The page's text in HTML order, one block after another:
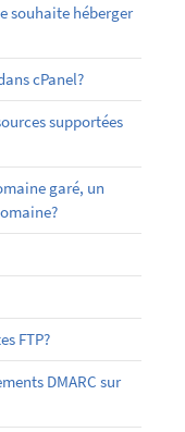
souhaite héberger
cPanel?
supportées
garé, un
FTP?
DMARC sur